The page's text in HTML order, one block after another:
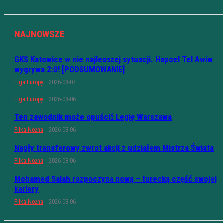
NAJNOWSZE
GKS Katowice w nie najleoszej sytuacji. Hapoel Tel Awiw
wygrywa 2:0! [PODSUMOWANIE]
Liga Europy 2026-08-07
Liga Europy 2026-08-06
Ten zawodnik może opuścić Legię Warszawa
Piłka Nożna 2026-08-06
Nagły transferowy zwrot akcji z udziałem Mistrza Świata
Piłka Nożna 2026-08-06
Mohamed Salah rozpoczyna nową – turecką część swojej
kariery
Piłka Nożna 2026-08-06